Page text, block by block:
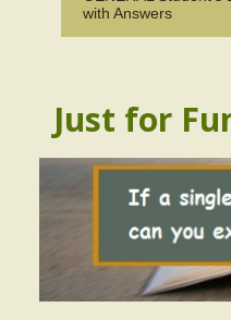
with Answers
Just for